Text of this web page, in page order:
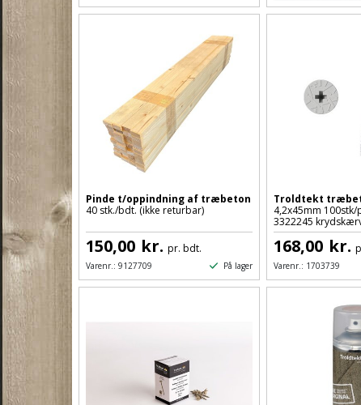
Pinde t/oppindning af træbeton
40 stk./bdt. (ikke returbar)
150,00 kr. pr. bdt.
Varenr.: 9127709 På lager
Troldtekt
4,2x45mm
3322245
168,00 kr.
Varenr.: 1703739